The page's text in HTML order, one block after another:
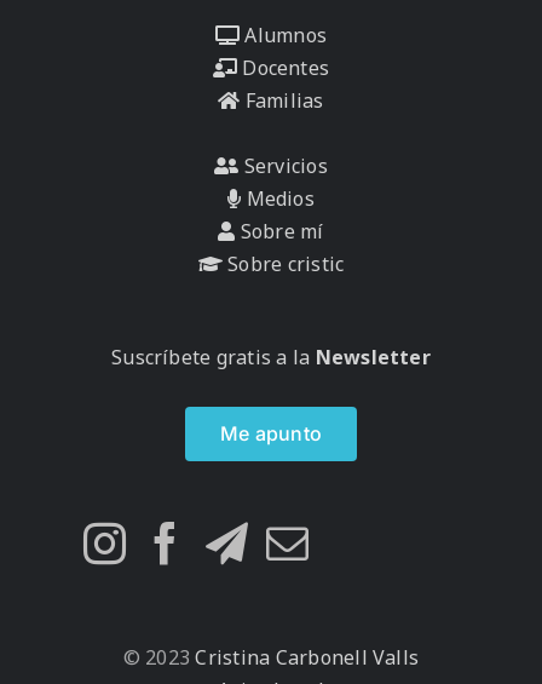
Alumnos
Docentes
Familias
Servicios
Medios
Sobre mí
Sobre cristic
Suscríbete gratis a la Newsletter
Me apunto
© 2023 Cristina Carbonell Valls